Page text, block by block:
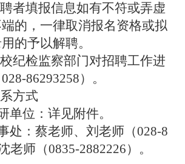
聘者填报信息如有不符或弄虚
的，一律取消报名资格或拟
的予以解聘。
纪检监察部门对招聘工作进
028-86293258）。
方式
单位：详见附件。
处： 蔡老师、 刘老师（028-8
老师（0835-2882226）。